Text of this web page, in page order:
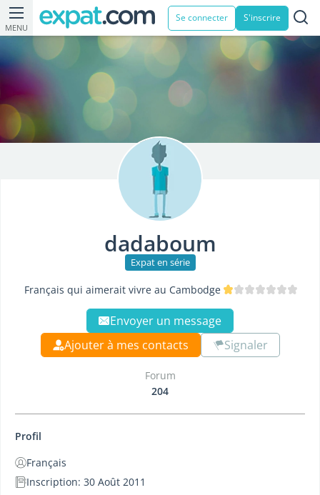
MENU
Se connecter S'inscrire
dadaboum
Expat en série
Français qui aimerait vivre au Cambodge
Envoyer un message
Ajouter à mes contacts
Signaler
Forum
204
Profil
Français
Inscription: 30 Août 2011